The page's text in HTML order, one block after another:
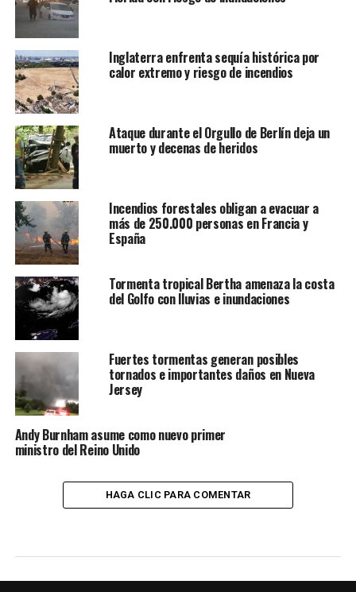
Inglaterra enfrenta sequía histórica por
calor extremo y riesgo de incendios
Ataque durante el Orgullo de Berlín deja un
muerto y decenas de heridos
Incendios forestales obligan a evacuar a
más de 250.000 personas en Francia y
España
Tormenta tropical Bertha amenaza la costa
del Golfo con lluvias e inundaciones
Fuertes tormentas generan posibles
tornados e importantes daños en Nueva
Jersey
Andy Burnham asume como nuevo primer
ministro del Reino Unido
HAGA CLIC PARA COMENTAR